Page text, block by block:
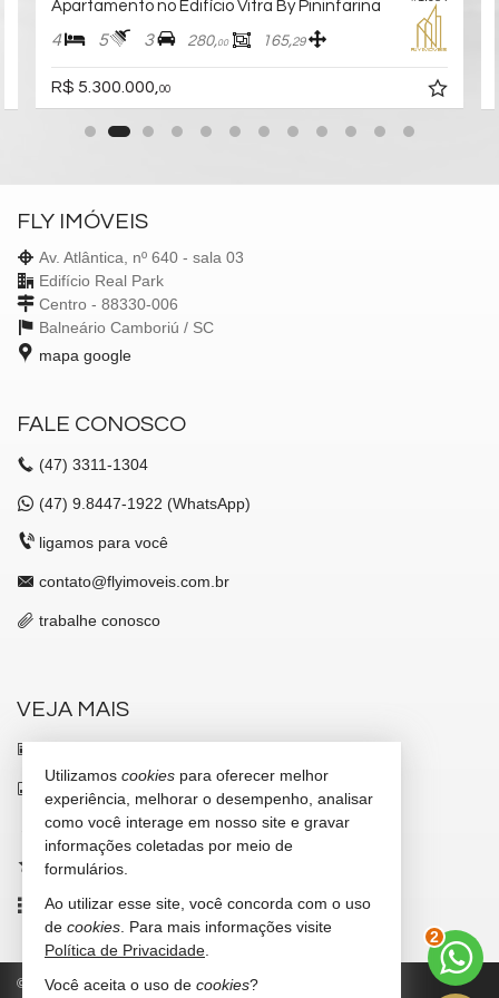
Apartamento no Edifício Vitra By Pininfarina
4 5 3 280,00 165,29
R$ 5.300.000,00
FLY IMÓVEIS
Av. Atlântica, nº 640 - sala 03
Edifício Real Park
Centro - 88330-006
Balneário Camboriú / SC
mapa google
FALE CONOSCO
(47) 3311-1304
(47) 9.8447-1922 (WhatsApp)
ligamos para você
contato@flyimoveis.com.br
trabalhe conosco
VEJA MAIS
indicadores financeiros
cadastre seu imóvel
imóveis favoritos
mapa de imóveis
© 2026 CRECI/SC 7347-J Política de Privacidade
Utilizamos cookies para oferecer melhor
experiência, melhorar o desempenho, analisar
como você interage em nosso site e gravar
informações coletadas por meio de
formulários.
Ao utilizar esse site, você concorda com o uso
de cookies . Para mais informações visite
Política de Privacidade
Você aceita o uso de cookies?